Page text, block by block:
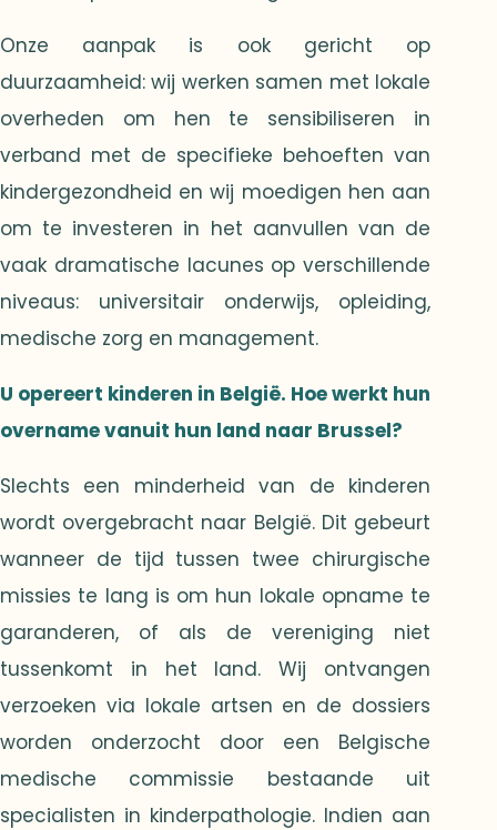
Onze aanpak is ook gericht op
duurzaamheid: wij werken samen met lokale
overheden om hen te sensibiliseren in
verband met de specifieke behoeften van
kindergezondheid en wij moedigen hen aan
om te investeren in het aanvullen van de
vaak dramatische lacunes op verschillende
niveaus: universitair onderwijs, opleiding,
medische zorg en management.
U opereert kinderen in België. Hoe werkt hun
overname vanuit hun land naar Brussel?
Slechts een minderheid van de kinderen
wordt overgebracht naar België. Dit gebeurt
wanneer de tijd tussen twee chirurgische
missies te lang is om hun lokale opname te
garanderen, of als de vereniging niet
tussenkomt in het land. Wij ontvangen
verzoeken via lokale artsen en de dossiers
worden onderzocht door een Belgische
medische commissie bestaande uit
specialisten in kinderpathologie. Indien aan